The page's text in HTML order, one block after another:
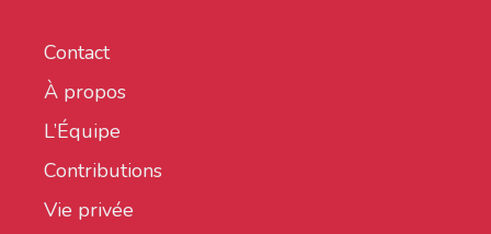
Contact
À propos
L’Équipe
Contributions
Vie privée